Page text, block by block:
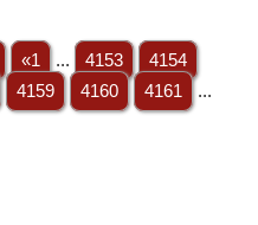
«1 ... 4153
4154
4159 4160 4161
...